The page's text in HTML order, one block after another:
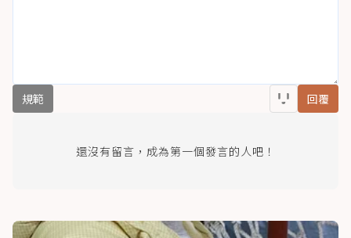
規範 回覆
還沒有留言，成為第一個發言的人吧！